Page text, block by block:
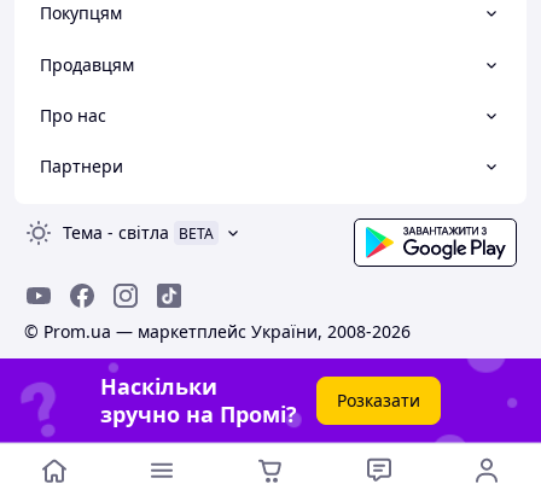
Покупцям
Продавцям
Про нас
Партнери
Тема - світла BETA
© Prom.ua — маркетплейс України, 2008-2026
Наскільки
зручно на Промі?
Розказати